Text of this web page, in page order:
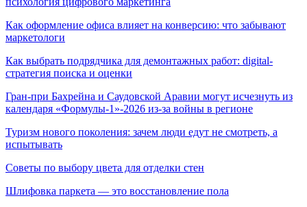
Как оформление офиса влияет на конверсию: что забывают
маркетологи
Как выбрать подрядчика для демонтажных работ: digital-
стратегия поиска и оценки
Гран-при Бахрейна и Саудовской Аравии могут исчезнуть из
календаря «Формулы-1»-2026 из-за войны в регионе
Туризм нового поколения: зачем люди едут не смотреть, а
испытывать
Советы по выбору цвета для отделки стен
Шлифовка паркета — это восстановление пола